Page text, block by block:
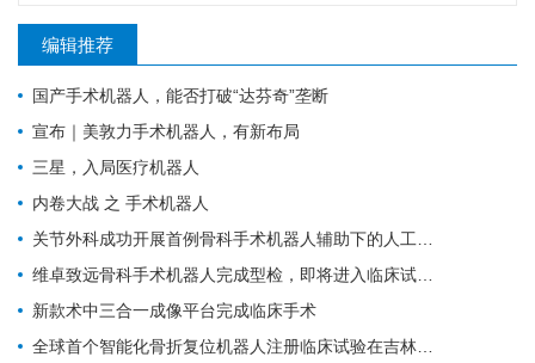
编辑推荐
国产手术机器人，能否打破“达芬奇”垄断
宣布｜美敦力手术机器人，有新布局
三星，入局医疗机器人
内卷大战 之 手术机器人
关节外科成功开展首例骨科手术机器人辅助下的人工膝关节表面置换术
维卓致远骨科手术机器人完成型检，即将进入临床试验阶段
新款术中三合一成像平台完成临床手术
全球首个智能化骨折复位机器人注册临床试验在吉林大学第一医院成功启动